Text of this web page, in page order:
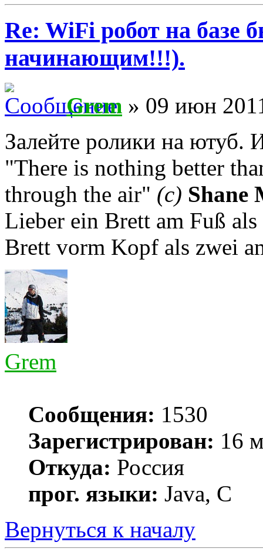
Re: WiFi робот на базе
начинающим!!!).
Grem » 09 июн
Залейте ролики на ютуб.
"There is nothing better
through the air" (с) Shane
Lieber ein Brett am Fuß
Brett vorm Kopf als zwei
Grem
Сообщения: 1530
Зарегистрирован: 16
Откуда: Россия
прог. языки: Java, C
Вернуться к началу